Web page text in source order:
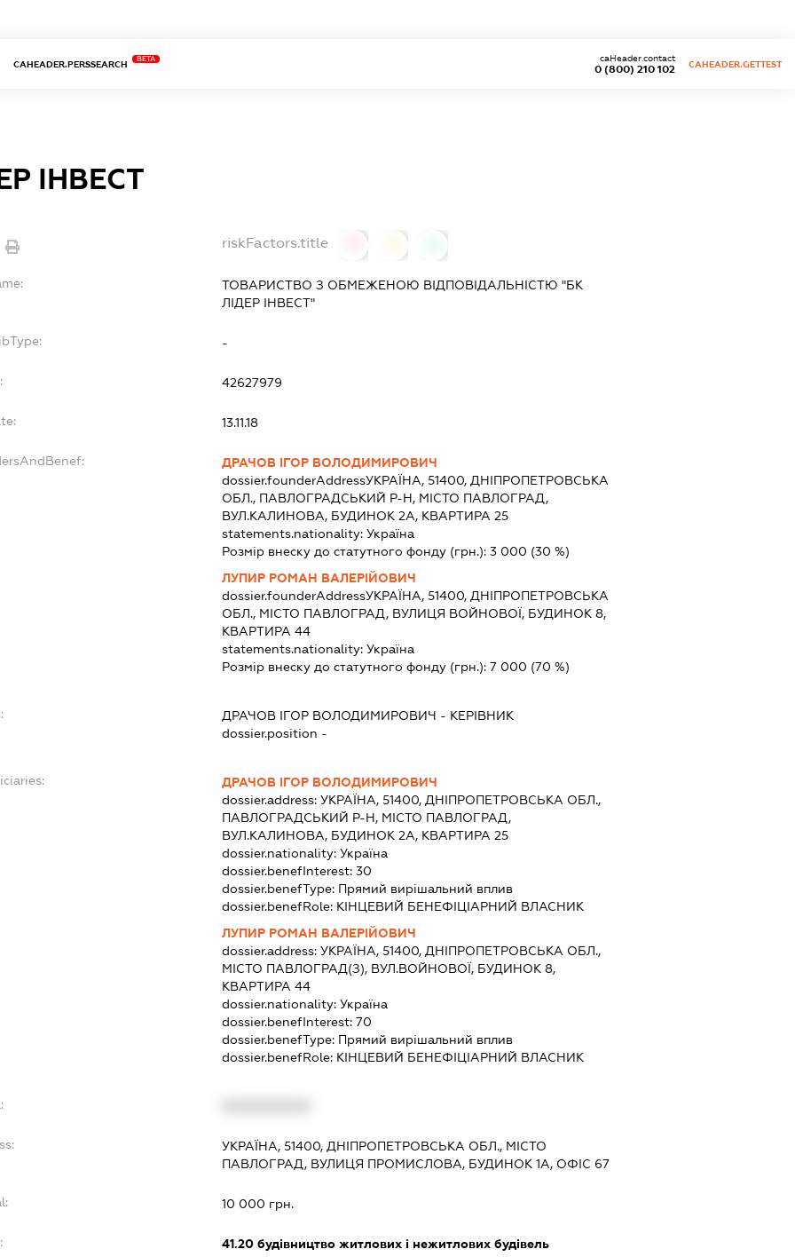
CAHEADER.PERSSEARCH
BETA
0 (800) 210 102
caHeader.contact
CAHEADER.GETTEST
ІНВЕСТ
riskFactors.title
ТОВАРИСТВО З ОБМЕЖЕНОЮ ВІДПОВІДАЛЬНІСТЮ "БК
ЛІДЕР ІНВЕСТ"
-
42627979
13.11.18
ДРАЧОВ ІГОР ВОЛОДИМИРОВИЧ
dossier.founderAddressУКРАЇНА, 51400, ДНІПРОПЕТРОВСЬКА
ОБЛ., ПАВЛОГРАДСЬКИЙ Р-Н, МІСТО ПАВЛОГРАД,
ВУЛ.КАЛИНОВА, БУДИНОК 2А, КВАРТИРА 25
statements.nationality:Україна
Розмір внеску до статутного фонду (грн.):3 000 (30 %)
ЛУПИР РОМАН ВАЛЕРІЙОВИЧ
dossier.founderAddressУКРАЇНА, 51400, ДНІПРОПЕТРОВСЬКА
ОБЛ., МІСТО ПАВЛОГРАД, ВУЛИЦЯ ВОЙНОВОЇ, БУДИНОК 8,
КВАРТИРА 44
statements.nationality:Україна
Розмір внеску до статутного фонду (грн.):7 000 (70 %)
ДРАЧОВ ІГОР ВОЛОДИМИРОВИЧ - КЕРІВНИК
dossier.position -
ДРАЧОВ ІГОР ВОЛОДИМИРОВИЧ
dossier.address:УКРАЇНА, 51400, ДНІПРОПЕТРОВСЬКА ОБЛ.,
ПАВЛОГРАДСЬКИЙ Р-Н, МІСТО ПАВЛОГРАД,
ВУЛ.КАЛИНОВА, БУДИНОК 2А, КВАРТИРА 25
dossier.nationality:Україна
dossier.benefInterest:30
dossier.benefType: Прямий вирішальний вплив
dossier.benefRole: КІНЦЕВИЙ БЕНЕФІЦІАРНИЙ ВЛАСНИК
ЛУПИР РОМАН ВАЛЕРІЙОВИЧ
dossier.address:УКРАЇНА, 51400, ДНІПРОПЕТРОВСЬКА ОБЛ.,
МІСТО ПАВЛОГРАД(З), ВУЛ.ВОЙНОВОЇ, БУДИНОК 8,
КВАРТИРА 44
dossier.nationality:Україна
dossier.benefInterest:70
dossier.benefType: Прямий вирішальний вплив
dossier.benefRole: КІНЦЕВИЙ БЕНЕФІЦІАРНИЙ ВЛАСНИК
УКРАЇНА, 51400, ДНІПРОПЕТРОВСЬКА ОБЛ., МІСТО
ПАВЛОГРАД, ВУЛИЦЯ ПРОМИСЛОВА, БУДИНОК 1А, ОФІС 67
10 000 грн.
41.20 будівництво житлових і нежитлових будівель